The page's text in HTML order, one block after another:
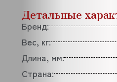
Детальные
Бренд:
Вес, кг:
Длина, мм:
Страна: